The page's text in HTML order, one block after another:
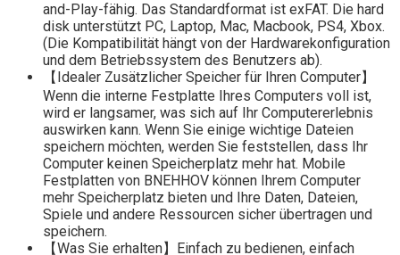
and-Play-fähig. Das Standardformat ist exFAT. Die hard
disk unterstützt PC, Laptop, Mac, Macbook, PS4, Xbox.
(Die Kompatibilität hängt von der Hardwarekonfiguration
und dem Betriebssystem des Benutzers ab).
【Idealer Zusätzlicher Speicher für Ihren Computer】
Wenn die interne Festplatte Ihres Computers voll ist,
wird er langsamer, was sich auf Ihr Computererlebnis
auswirken kann. Wenn Sie einige wichtige Dateien
speichern möchten, werden Sie feststellen, dass Ihr
Computer keinen Speicherplatz mehr hat. Mobile
Festplatten von BNEHHOV können Ihrem Computer
mehr Speicherplatz bieten und Ihre Daten, Dateien,
Spiele und andere Ressourcen sicher übertragen und
speichern.
【Was Sie erhalten】Einfach zu bedienen, einfach